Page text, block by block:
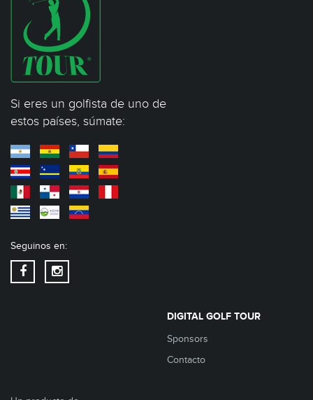
Si eres un golfista de uno de
estos países, súmate:
Seguinos en:
DIGITAL GOLF TOUR
Sponsors
Contacto